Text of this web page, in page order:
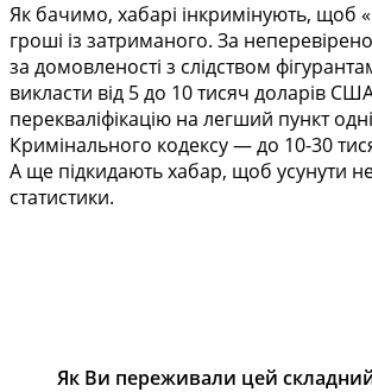
Як бачимо, хабарі інкримінують, щоб
гроші із затриманого. За
за домовленості з слідством
викласти від 5 до 10 тисяч доларів
перекваліфікацію на легший пункт
Кримінального кодексу — до 10-30
А ще підкидають хабар, щоб усунути
статистики.
Як Ви переживали цей